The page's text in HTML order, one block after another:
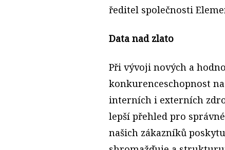
ředitel společnosti
Data nad zlato
Při vývoji nových a
konkurenceschopnost
interních i externích
lepší přehled pro
našich zákazníků